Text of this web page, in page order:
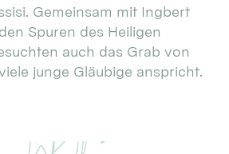
Gemeinsam mit Ingbert
Spuren des Heiligen
auch das Grab von
junge Gläubige anspricht.